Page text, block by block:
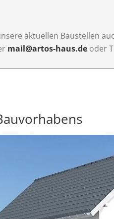
aktuellen Baustellen
mail@artos-haus.de oder